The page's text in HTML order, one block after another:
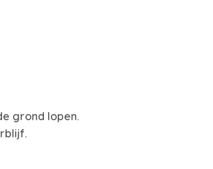
grond lopen.